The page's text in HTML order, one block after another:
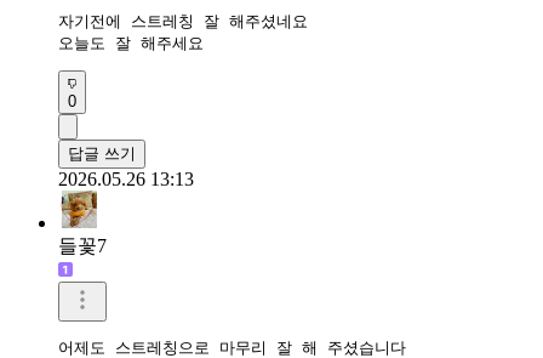
자기전에 스트레칭 잘 해주셨네요
오늘도 잘 해주세요
0
답글 쓰기
2026.05.26 13:13
들꽃7
어제도 스트레칭으로 마무리 잘 해 주셨습니다